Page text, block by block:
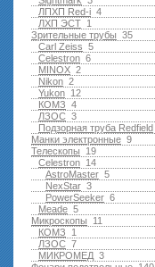
4
ЛПХП Red-i
1
ЛХП ЭСТ
35
Зрительные трубы
5
Carl Zeiss
6
Celestron
2
MINOX
2
Nikon
12
Yukon
4
КОМЗ
3
ЛЗОС
Подзорная труба Redfield
9
Манки электронные
19
Телескопы
14
Celestron
5
AstroMaster
3
NexStar
6
PowerSeeker
5
Meade
11
Микроскопы
1
КОМЗ
7
ЛЗОС
3
МИКРОМЕД